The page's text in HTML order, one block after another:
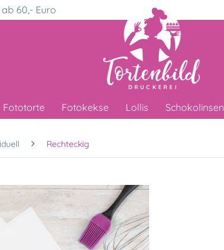
60,- Euro
Fototorte Fotokekse Lollis Schokolinsen
Rechteckig